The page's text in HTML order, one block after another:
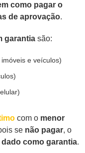
como pagar o
de aprovação.
garantia são:
e veículos)
com o menor
se não pagar, o
como garantia.